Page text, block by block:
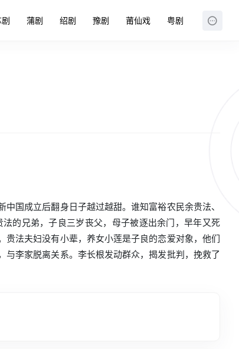
蒲剧 绍剧 豫剧 莆仙戏 粤剧
国成立后翻身日子越过越甜。谁知富裕农民余贵法、
的兄弟，子良三岁丧父，母子被逐出余门，早年又死
法夫妇没有小辈，养女小莲是子良的恋爱对象，他们
李家脱离关系。李长根发动群众，揭发批判，挽救了